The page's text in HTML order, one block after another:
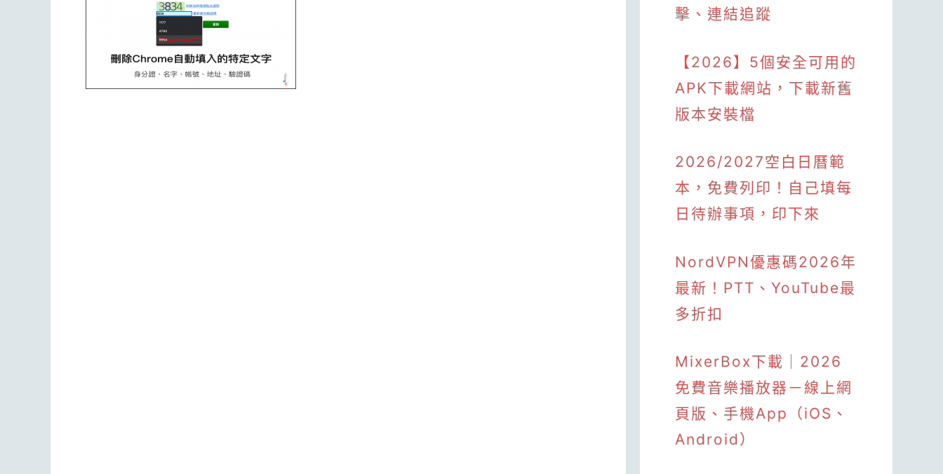
擊、連結追蹤
【2026】5個安全可用的
APK下載網站，下載新舊
版本安裝檔
2026/2027空白日曆範
本，免費列印！自己填每
日待辦事項，印下來
NordVPN優惠碼2026年
最新！PTT、YouTube最
多折扣
MixerBox下載｜2026
免費音樂播放器－線上網
頁版、手機App（iOS、
Android）